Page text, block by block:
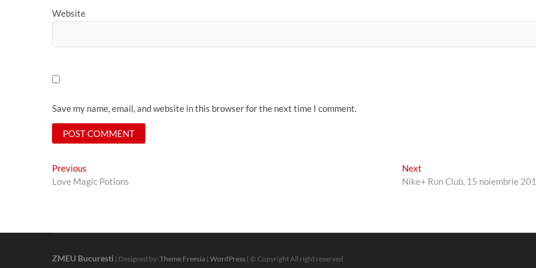
Website
Save my name, email, and website in this browser for the next time I comment.
Post
navigation
Previous
post:
Love Magic Potions
Next
post:
Nike+ Run Club, 15 noiembrie
ZMEU Bucuresti | Designed by: Theme Freesia | WordPress | © Copyright All right reserved